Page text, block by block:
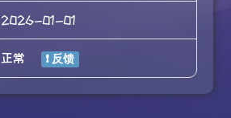
2026-01-01
正常